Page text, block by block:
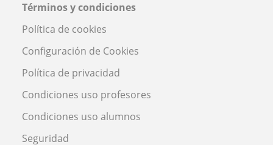
Términos y condiciones
Política de cookies
Configuración de Cookies
Política de privacidad
Condiciones uso profesores
Condiciones uso alumnos
Seguridad